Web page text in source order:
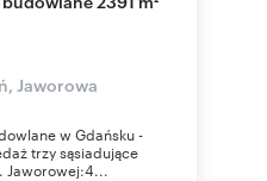
Jaworowa
w Gdańsku -
trzy sąsiadujące
Jaworowej:4...